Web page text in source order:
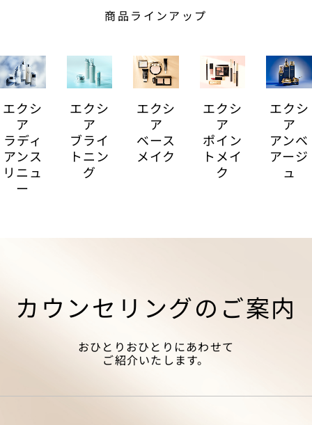
商品ラインアップ
エクシ
ア
ラディ
アンス
リニュ
ー
エクシ
ア
ブライ
トニン
グ
エクシ
ア
ベース
メイク
エクシ
ア
ポイン
トメイ
ク
エクシ
ア
アンベ
アージ
ュ
カウンセリングのご案内
おひとりおひとりにあわせて
ご紹介いたします。